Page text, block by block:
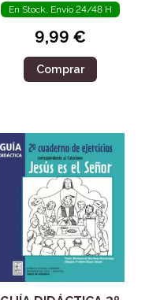
En Stock. Envío 24/48 H
9,99 €
Comprar